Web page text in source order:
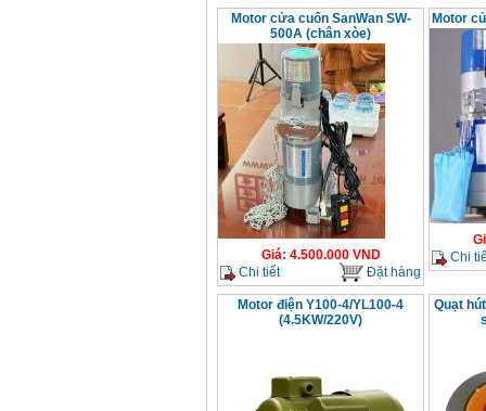
Motor cửa cuốn SanWan SW-
500A (chân xòe)
Giá: 4.500.000VND
Chi tiết
Đặt hàng
Motor
Chi
Motor điện Y100-4/YL100-4
(4.5KW/220V)
Quạt